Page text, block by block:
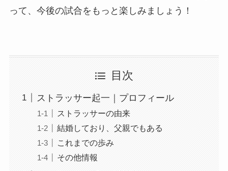
って、今後の試合をもっと楽しみましょう！
目次
ストラッサー起一｜プロフィール
ストラッサーの由来
結婚しており、父親でもある
これまでの歩み
その他情報